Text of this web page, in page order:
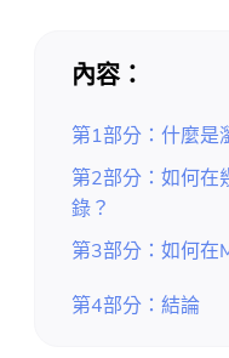
內容：
第1部分：什麼是
第2部分：如何在
錄？
第3部分：如何在
第4部分：結論